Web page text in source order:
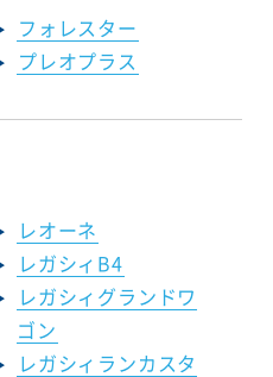
フォレスター
プレオプラス
レオーネ
レガシィB4
レガシィグランドワ
ゴン
レガシィランカスタ